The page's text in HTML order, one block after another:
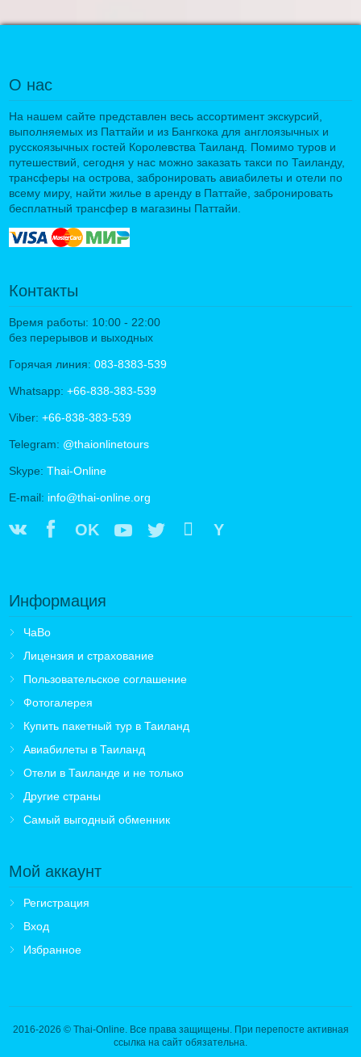
О нас
На нашем сайте представлен весь ассортимент экскурсий,
выполняемых из Паттайи и из Бангкока для англоязычных и
русскоязычных гостей Королевства Таиланд. Помимо туров и
путешествий, сегодня у нас можно заказать такси по Таиланду,
трансферы на острова, забронировать авиабилеты и отели по
всему миру, найти жилье в аренду в Паттайе, забронировать
бесплатный трансфер в магазины Паттайи.
Контакты
Время работы: 10:00 - 22:00
без перерывов и выходных
Горячая линия: 083-8383-539
Whatsapp: +66-838-383-539
Viber: +66-838-383-539
Telegram: @thaionlinetours
Skype: Thai-Online
E-mail: info@thai-online.org
OK Y
Информация
ЧаВо
Лицензия и страхование
Пользовательское соглашение
Фотогалерея
Купить пакетный тур в Таиланд
Авиабилеты в Таиланд
Отели в Таиланде и не только
Другие страны
Самый выгодный обменник
Мой аккаунт
Регистрация
Вход
Избранное
2016-2026 © Thai-Online. Все права защищены. При перепосте активная
ссылка на сайт обязательна.